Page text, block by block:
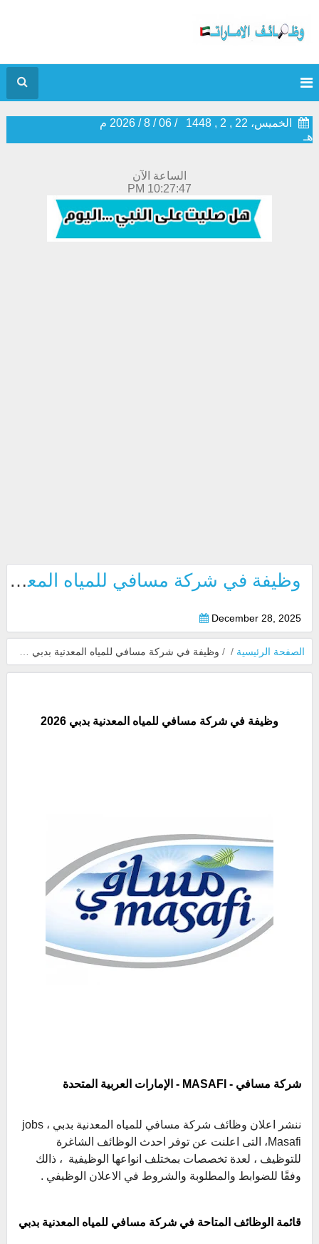
الخميس، 22 , 2 , 1448
هـ
/
06
/
8
/
2026 م
الساعة الآن
10:27:47 PM
وظيفة في شركة مسافي للمياه المعدنية بدبي 2026
December 28, 2025
الصفحة الرئيسية /
/ وظيفة في شركة مسافي للمياه المعدنية بدبي 2026
وظيفة في شركة مسافي للمياه المعدنية بدبي 2026
شركة مسافي - MASAFI - الإمارات العربية المتحدة
ننشر اعلان وظائف شركة مسافي للمياه المعدنية بدبي ، jobs
Masafi، التى اعلنت عن توفر احدث الوظائف الشاغرة
للتوظيف ، لعدة تخصصات بمختلف انواعها الوظيفية ، ذالك
وفقًا للضوابط والمطلوبة والشروط في الاعلان الوظيفي .
قائمة الوظائف المتاحة في شركة مسافي للمياه المعدنية بدبي